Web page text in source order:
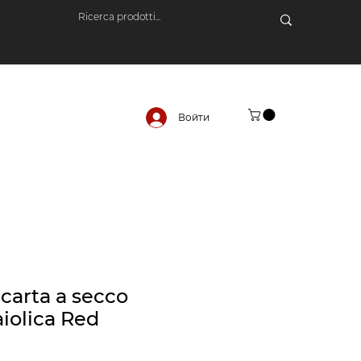
Войти
a secco
Red